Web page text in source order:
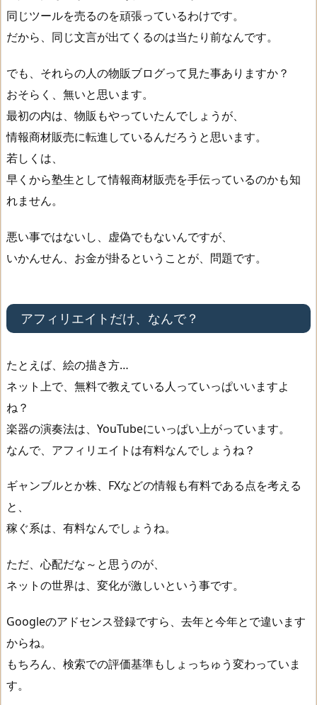
.
投
稿
し
よ
う
同じツールを売るのを頑張っているわけです。
だから、同じ文言が出てくるのは当たり前なんです。
でも、それらの人の物販ブログって見た事ありますか？
おそらく、無いと思います。
最初の内は、物販もやっていたんでしょうが、
情報商材販売に転進しているんだろうと思います。
若しくは、
早くから塾生として情報商材販売を手伝っているのかも知
れません。
悪い事ではないし、虚偽でもないんですが、
いかんせん、お金が掛るということが、問題です。
アフィリエイトだけ、なんで？
たとえば、絵の描き方…
ネット上で、無料で教えている人っていっぱいいますよ
ね？
楽器の演奏法は、YouTubeにいっぱい上がっています。
なんで、アフィリエイトは有料なんでしょうね？
ギャンブルとか株、FXなどの情報も有料である点を考える
と、
稼ぐ系は、有料なんでしょうね。
ただ、心配だな～と思うのが、
ネットの世界は、変化が激しいという事です。
Googleのアドセンス登録ですら、去年と今年とで違います
からね。
もちろん、検索での評価基準もしょっちゅう変わっていま
す。